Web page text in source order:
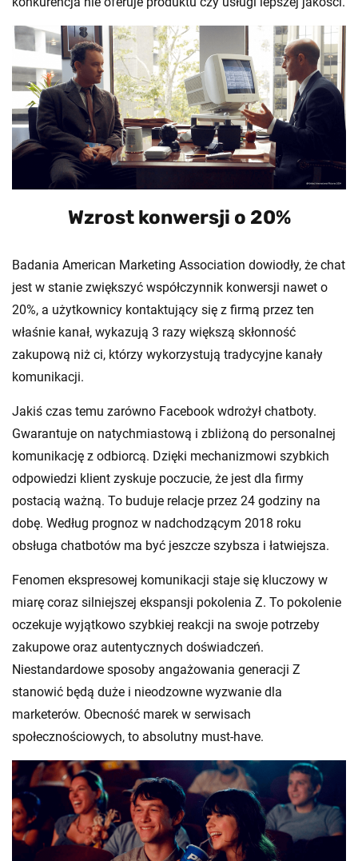
Wzrost konwersji o 20%
Badania American Marketing Association dowiodły, że chat
jest w stanie zwiększyć współczynnik konwersji nawet o
20%, a użytkownicy kontaktujący się z firmą przez ten
właśnie kanał, wykazują 3 razy większą skłonność
zakupową niż ci, którzy wykorzystują tradycyjne kanały
komunikacji.
Jakiś czas temu zarówno Facebook wdrożył chatboty.
Gwarantuje on natychmiastową i zbliżoną do personalnej
komunikację z odbiorcą. Dzięki mechanizmowi szybkich
odpowiedzi klient zyskuje poczucie, że jest dla firmy
postacią ważną. To buduje relacje przez 24 godziny na
dobę. Według prognoz w nadchodzącym 2018 roku
obsługa chatbotów ma być jeszcze szybsza i łatwiejsza.
Fenomen ekspresowej komunikacji staje się kluczowy w
miarę coraz silniejszej ekspansji pokolenia Z. To pokolenie
oczekuje wyjątkowo szybkiej reakcji na swoje potrzeby
zakupowe oraz autentycznych doświadczeń.
Niestandardowe sposoby angażowania generacji Z
stanowić będą duże i nieodzowne wyzwanie dla
marketerów. Obecność marek w serwisach
społecznościowych, to absolutny must-have.